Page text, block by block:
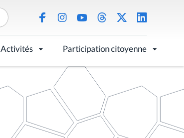
Activités Participation citoyenne